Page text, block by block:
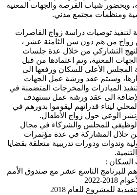
وبحضور شباب الفرصة والجهات المعنية
ومنظمات مجتمع مدني.
لتنفيذ توصيات دراسة زواج القاصرات
زواج من هم دون سن الثامنة عشر ،
التشاركي من خلال عدة جلسات
المعنية، وتم اعتمادها من قبل
المجلس الأعلى للسكان ورفعها الى
وسيتم عقد ورشة عمل الجهات
المبادرات والمخرجات المتضمنة في
الى عقد ورشة عمل تستهدف
ليناء قدراتهم ليقوموا بدورهم في
ونشر الوعي حول زواج الأطفال.
الوظيفي للمجلس والشركاء في مجال
من خلال المشاركة في عدة مؤتمرات
وندوات ودورات تدريبية متعلقة بقضايا
السكان :
للبرنامج التاسع عشر مع صندوق الأمم
2022
للمشروع للعام 2018